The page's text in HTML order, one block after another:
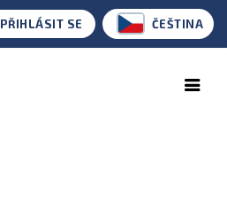
PŘIHLÁSIT SE ČEŠTINA